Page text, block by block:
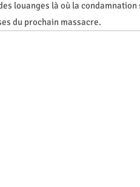
louanges là où la
du prochain massacre.